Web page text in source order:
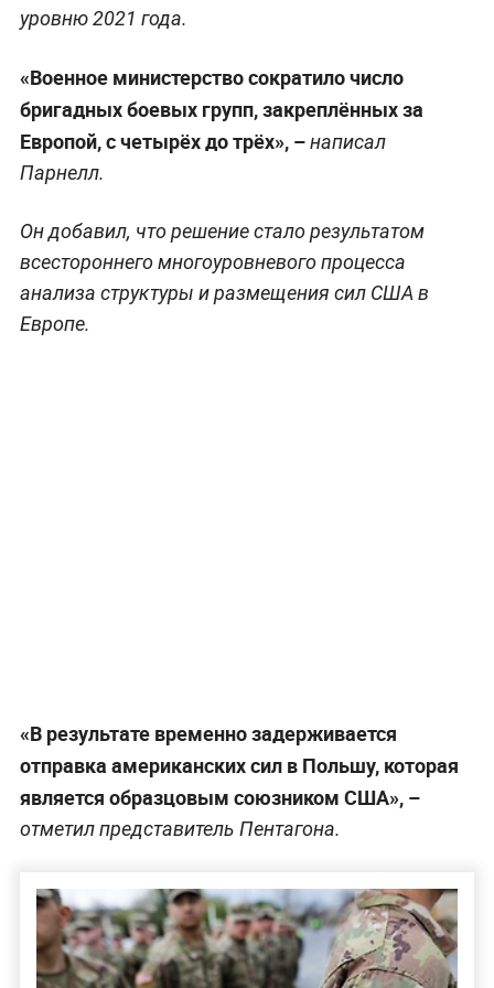
уровню 2021 года.
«Военное министерство сократило число
бригадных боевых групп, закреплённых за
Европой, с четырёх до трёх», –написал
Парнелл.
Он добавил, что решение стало результатом
всестороннего многоуровневого процесса
анализа структуры и размещения сил США в
Европе.
«В результате временно задерживается
отправка американских сил в Польшу, которая
является образцовым союзником США», –
отметил представитель Пентагона.